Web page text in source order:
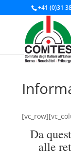
+41 (0)31
Da
alle